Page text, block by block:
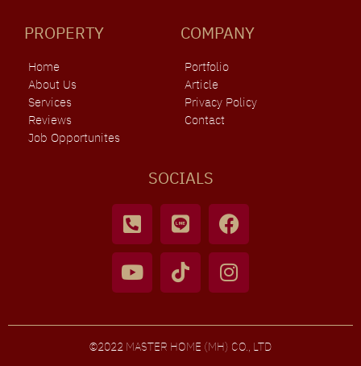
PROPERTY
Home
About Us
Services
Reviews
Job Opportunites
COMPANY
Portfolio
Article
Privacy Policy
Contact
SOCIALS
©2022 MASTER HOME (MH) CO., LTD